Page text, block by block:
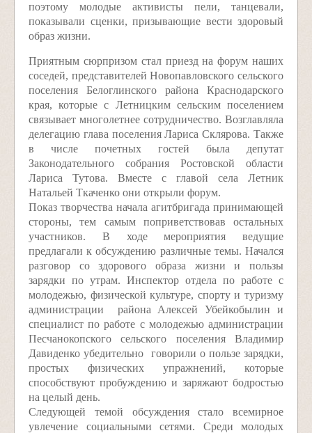
поэтому молодые активисты пели, танцевали,
показывали сценки, призывающие вести здоровый
образ жизни.
Приятным сюрпризом стал приезд на форум наших
соседей, представителей Новопавловского сельского
поселения Белоглинского района Краснодарского
края, которые с Летницким сельским поселением
связывает многолетнее сотрудничество. Возглавляла
делегацию глава поселения Лариса Склярова. Также
в числе почетных гостей была депутат
Законодательного собрания Ростовской области
Лариса Тутова. Вместе с главой села Летник
Натальей Ткаченко они открыли форум.
Показ творчества начала агитбригада принимающей
стороны, тем самым поприветст­вовав остальных
участников. В ходе мероприятия ведущие
предлагали к обсуждению различные темы. Начался
разговор со здорового образа жизни и пользы
зарядки по утрам. Инспектор отдела по работе с
молодежью, физической культуре, спорту и туризму
администрации района Алексей Убейкобылин и
специалист по работе с молодежью администрации
Песчанокопского сельского поселения Владимир
Давиденко убедительно говорили о пользе зарядки,
простых физических упражнений, которые
способствуют пробуждению и заряжают бодростью
на целый день.
Следующей темой обсуждения стало всемирное
увлечение социальными сетями. Среди молодых